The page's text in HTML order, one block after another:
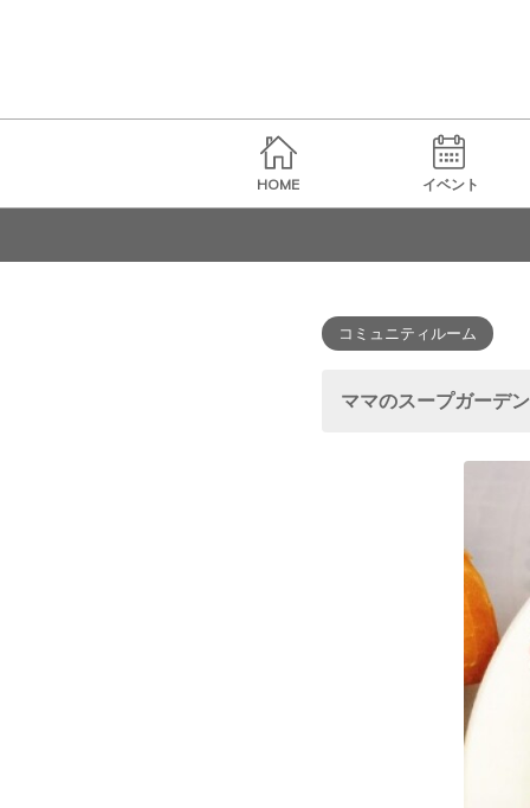
HOME イベント
コミュニティルーム
ママのスープガーデン